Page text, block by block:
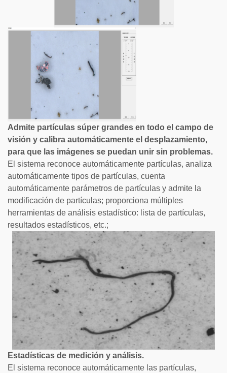
Admite partículas súper grandes en todo el campo de
visión y calibra automáticamente el desplazamiento,
para que las imágenes se puedan unir sin problemas.
El sistema reconoce automáticamente partículas, analiza
automáticamente tipos de partículas, cuenta
automáticamente parámetros de partículas y admite la
modificación de partículas; proporciona múltiples
herramientas de análisis estadístico: lista de partículas,
resultados estadísticos, etc.;
Estadísticas de medición y análisis.
El sistema reconoce automáticamente las partículas,